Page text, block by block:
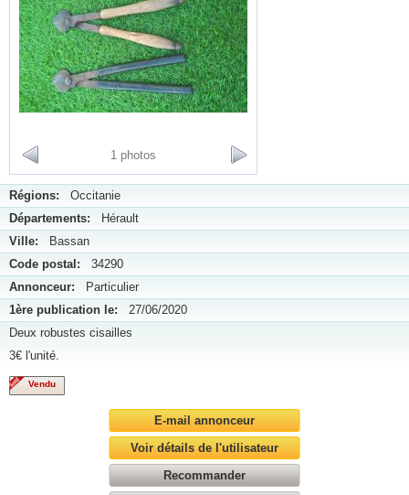
1 photos
Régions: Occitanie
Départements: Hérault
Ville: Bassan
Code postal: 34290
Annonceur: Particulier
1ère publication le: 27/06/2020
Deux robustes cisailles
3€ l'unité.
Vendu
E-mail annonceur
Voir détails de l'utilisateur
Recommander